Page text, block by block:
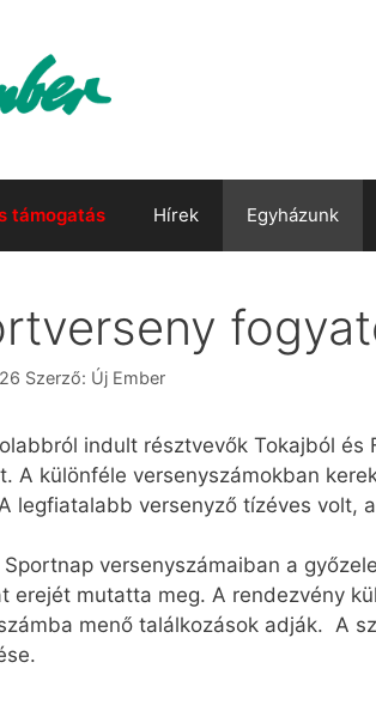
támogatás Hírek Egyházunk
Szerző: Új Ember
indult résztvevők Tokajból
A különféle versenyszámokban
legfiatalabb versenyző tízéves volt,
versenyszámaiban a
erejét mutatta meg. A rendezvény
menő találkozások adják. A